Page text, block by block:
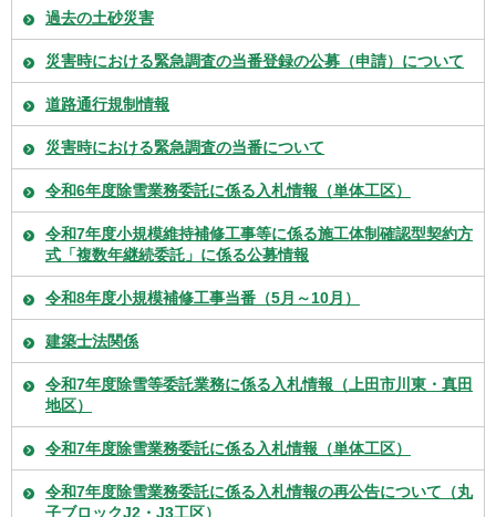
過去の土砂災害
災害時における緊急調査の当番登録の公募（申請）について
道路通行規制情報
災害時における緊急調査の当番について
令和6年度除雪業務委託に係る入札情報（単体工区）
令和7年度小規模維持補修工事等に係る施工体制確認型契約方
式「複数年継続委託」に係る公募情報
令和8年度小規模補修工事当番（5月～10月）
建築士法関係
令和7年度除雪等委託業務に係る入札情報（上田市川東・真田
地区）
令和7年度除雪業務委託に係る入札情報（単体工区）
令和7年度除雪業務委託に係る入札情報の再公告について（丸
子ブロックJ2・J3工区）